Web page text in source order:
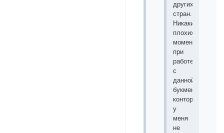
других
стран.
Никаких
плохих
моментов
при
работе
с
данной
букмекерской
конторой
у
меня
не